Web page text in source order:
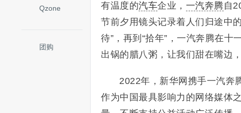
Qzone
团购
有温度的汽车企业， 一汽奔腾自
节前夕用镜头记录着人们归途中
待”，再到“拾年”，一汽奔腾在十
出锅的腊八粥，让我们甜在嘴边
2022年，新华网携手一汽奔
作为中国最具影响力的网络媒体